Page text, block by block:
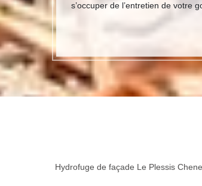
s’occuper de l’entretien de votre
Hydrofuge de façade Le Plessis